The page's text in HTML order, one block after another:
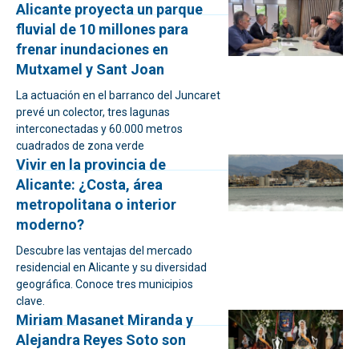
Alicante proyecta un parque
fluvial de 10 millones para
frenar inundaciones en
Mutxamel y Sant Joan
La actuación en el barranco del Juncaret
prevé un colector, tres lagunas
interconectadas y 60.000 metros
cuadrados de zona verde
Vivir en la provincia de
Alicante: ¿Costa, área
metropolitana o interior
moderno?
Descubre las ventajas del mercado
residencial en Alicante y su diversidad
geográfica. Conoce tres municipios
clave.
Miriam Masanet Miranda y
Alejandra Reyes Soto son